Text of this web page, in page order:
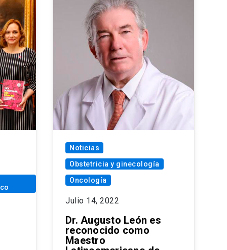
Noticias
Obstetricia y ginecología
Oncología
Julio 14, 2022
Dr. Augusto León es
reconocido como
Maestro